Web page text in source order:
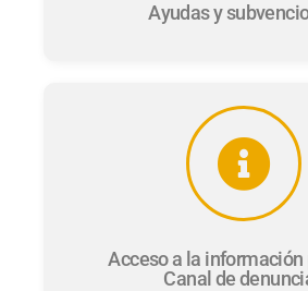
Ayudas y
Acceso a la información
Canal de